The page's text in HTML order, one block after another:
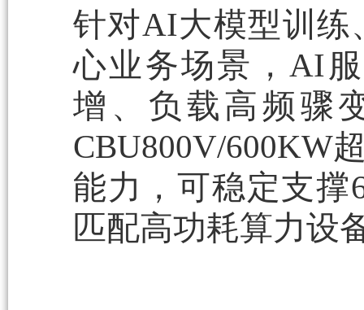
针对AI大模型训练
心业务场景，AI
增、负载高频骤
CBU800V/600KW
能力，可稳定支撑
匹配高功耗算力设